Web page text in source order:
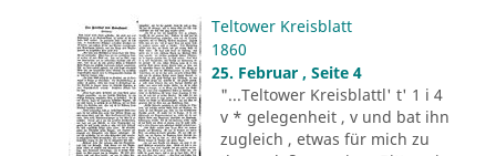
Teltower Kreisblatt
1860
25. Februar , Seite 4
"...Teltower Kreisblattl' t' 1 i 4
v * gelegenheit , v und bat ihn
zugleich , etwas für mich zu